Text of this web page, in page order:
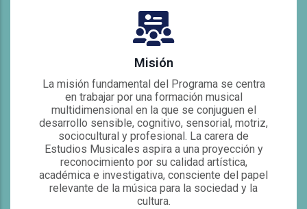
Misión
La misión fundamental del Programa se centra
en trabajar por una formación musical
multidimensional en la que se conjuguen el
desarrollo sensible, cognitivo, sensorial, motriz,
sociocultural y profesional. La carera de
Estudios Musicales aspira a una proyección y
reconocimiento por su calidad artística,
académica e investigativa, consciente del papel
relevante de la música para la sociedad y la
cultura.